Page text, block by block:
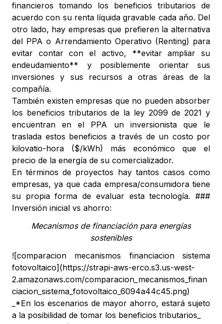
financieros tomando los beneficios tributarios de
acuerdo con su renta líquida gravable cada año. Del
otro lado, hay empresas que prefieren la alternativa
del PPA o Arrendamiento Operativo (Renting) para
evitar contar con el activo, **evitar ampliar su
endeudamiento** y posiblemente orientar sus
inversiones y sus recursos a otras áreas de la
compañía.
También existen empresas que no pueden absorber
los beneficios tributarios de la ley 2099 de 2021 y
encuentran en el PPA un inversionista que le
traslada estos beneficios a través de un costo por
kilovatio-hora ($/kWh) más económico que el
precio de la energía de su comercializador.
En términos de proyectos hay tantos casos como
empresas, ya que cada empresa/consumidora tiene
su propia forma de evaluar esta tecnología. ###
Inversión inicial vs ahorro:
Mecanismos de financiación para energías
sostenibles
![comparacion mecanismos financiacion sistema
fotovoltaico](https://strapi-aws-erco.s3.us-west-
2.amazonaws.com/comparacion_mecanismos_finan
ciacion_sistema_fotovoltaico_6094a44c45.png)
_*En los escenarios de mayor ahorro, estará sujeto
a la posibilidad de tomar los beneficios tributarios_